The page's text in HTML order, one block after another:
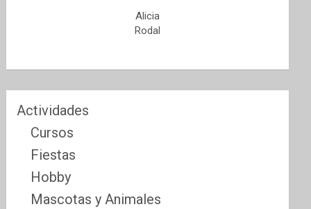
Alicia
Rodal
Actividades
Cursos
Fiestas
Hobby
Mascotas y Animales